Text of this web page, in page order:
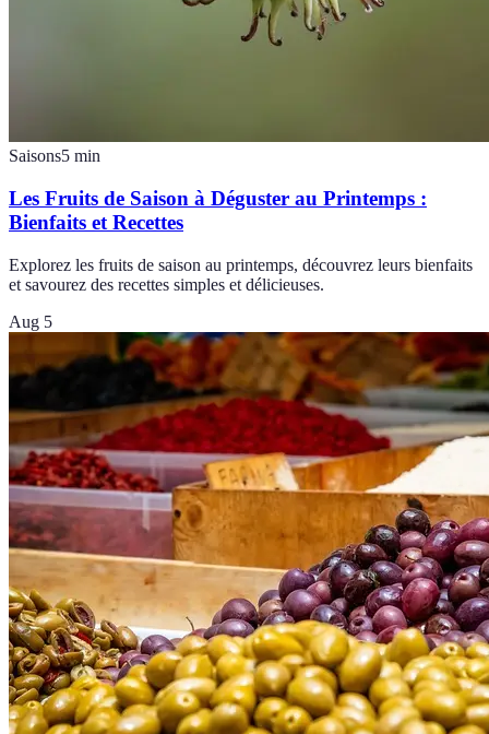
Saisons5 min
Les Fruits de Saison à Déguster au Printemps :
Bienfaits et Recettes
Explorez les fruits de saison au printemps, découvrez leurs bienfaits
et savourez des recettes simples et délicieuses.
Aug 5